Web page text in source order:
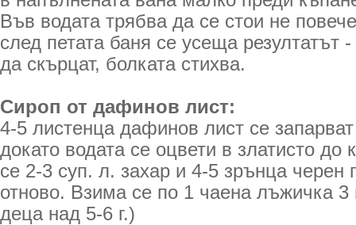
Във водата трябва да се стои не
след петата баня се усеща резултатът -
да скърцат, болката стихва.
Сироп от дафинов лист:
4-5 листенца дафинов лист се
докато водата се оцвети в златисто
се 2-3 суп. л. захар и 4-5 зрънца черен
отново. Взима се по 1 чаена лъжичка
деца над 5-6 г.)